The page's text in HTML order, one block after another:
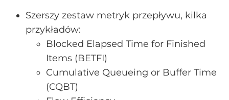
Szerszy zestaw metryk przepływu, kilka
przykładów:
Blocked Elapsed Time for Finished
Items (BETFI)
Cumulative Queueing or Buffer Time
(CQBT)